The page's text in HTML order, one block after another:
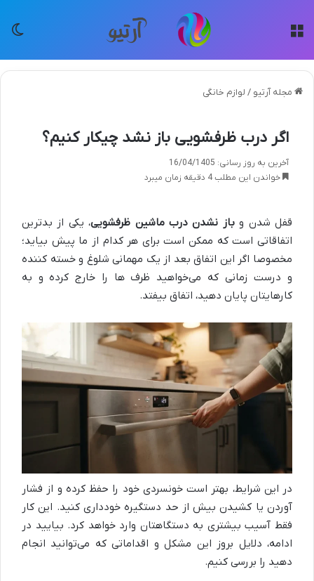
مجله آرتیو / لوازم خانگی
اگر درب ظرفشویی باز نشد چیکار کنیم؟
آخرین به روز رسانی: 16/04/1405
خواندن این مطلب 4 دقیقه زمان میبرد
قفل شدن وباز نشدن درب ماشین ظرفشویی، یکی از بدترین
اتفاقاتی است که ممکن است برای هر کدام از ما پیش بیاید؛
مخصوصا اگر این اتفاق بعد از یک مهمانی شلوغ و خسته کننده
و درست زمانی که می‌خواهید ظرف ها را خارج کرده و به
کارهایتان پایان دهید، اتفاق بیفتد.
در این شرایط، بهتر است خونسردی خود را حفظ کرده و از فشار
آوردن یا کشیدن بیش از حد دستگیره خودداری کنید. این کار
فقط آسیب بیشتری به دستگاهتان وارد خواهد کرد. بیایید در
ادامه، دلایل بروز این مشکل و اقداماتی که می‌توانید انجام
دهید را بررسی کنیم.